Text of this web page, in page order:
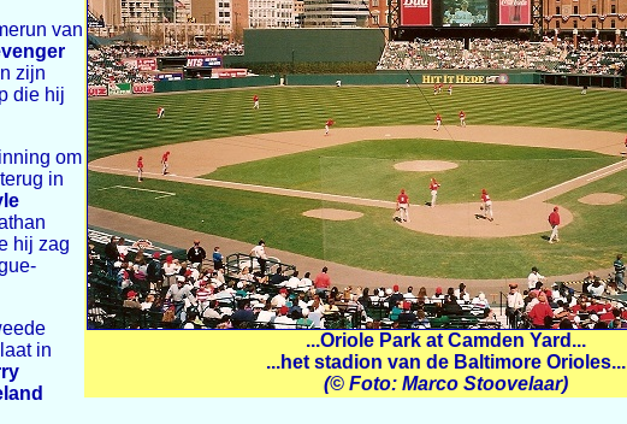
...Oriole Park at Camden Yard...
...het stadion van de Baltimore Orioles...
(© Foto: Marco Stoovelaar)
van
zijn
die hij
om
in
hij zag
in